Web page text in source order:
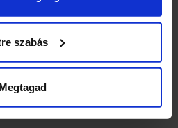
szabás
Megtagad
nyomozós-
többféle feladványtípus
amikkel szinte
találkozhatnak a